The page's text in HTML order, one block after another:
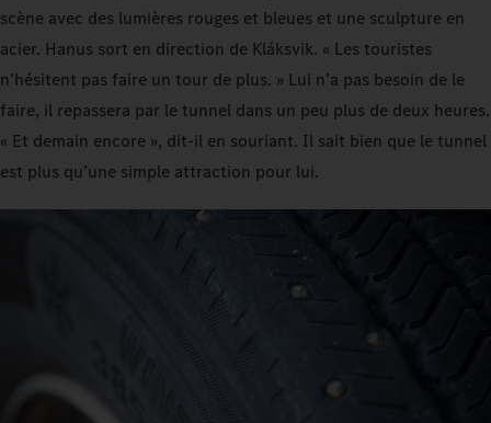
scène avec des lumières rouges et bleues et une sculpture en
acier. Hanus sort en direction de Kláksvik. « Les touristes
n’hésitent pas faire un tour de plus. » Lui n’a pas besoin de le
faire, il repassera par le tunnel dans un peu plus de deux heures.
« Et demain encore », dit-il en souriant. Il sait bien que le tunnel
est plus qu’une simple attraction pour lui.